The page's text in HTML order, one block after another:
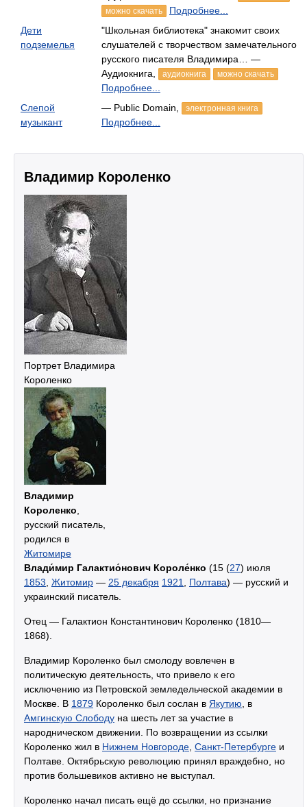
можно скачать
Подробнее...
Дети
подземелья
"Школьная библиотека" знакомит своих
слушателей с творчеством замечательного
русского писателя Владимира… —
Аудиокнига,
аудиокнига можно скачать
Подробнее...
Слепой
музыкант
— Public Domain, электронная книга
Подробнее...
Владимир Короленко
Портрет Владимира
Короленко
Владимир
Короленко
русский писатель,
родился в
Житомире
Влади́мир Галактио́нович Короле́нко (15 (27) июля
1853 Житомир — 25 декабря 1921 Полтава) — русский и
украинский писатель.
Отец — Галактион Константинович Короленко (1810—
1868).
Владимир Короленко был смолоду вовлечен в
политическую деятельность, что привело к его
исключению из Петровской земледельческой академии в
Москве. В 1879 Короленко был сослан в Якутию , в
Амгинскую Слободу на шесть лет за участие в
народническом движении. По возвращении из ссылки
Короленко жил в Нижнем Новгороде Санкт-Петербурге и
Полтаве. Октябрьскую революцию принял враждебно, но
против большевиков активно не выступал.
Короленко начал писать ещё до ссылки, но признание